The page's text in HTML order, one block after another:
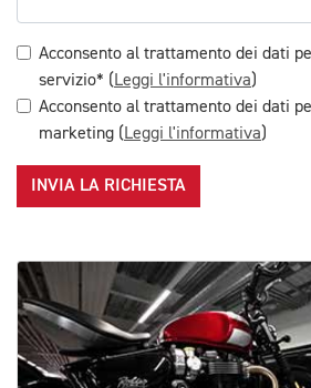
Acconsento al trattamento dei dati
servizio* (Leggi l'informativa)
Acconsento al trattamento dei dati
marketing (Leggi l'informativa)
INVIA LA RICHIESTA